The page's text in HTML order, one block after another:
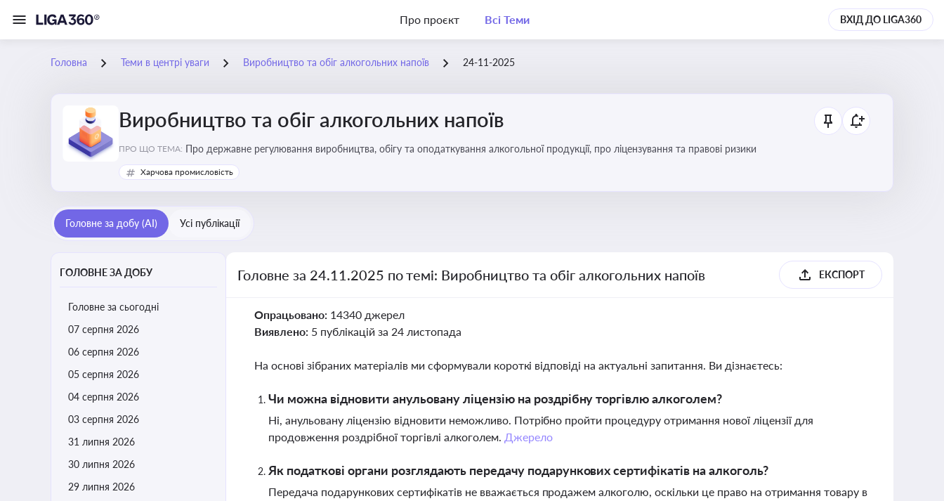
Про проєкт Всі Теми ВХІД ДО LIGA360
Головна Теми в центрі уваги Виробництво та обіг алкогольних напоїв 24-11-2025
Виробництво та обіг алкогольних напоїв
ПРО ЩО ТЕМА: Про державне регулювання виробництва, обігу та оподаткування алкогольної продукції, про ліцензування та правові ризики
Харчова промисловість
Головне за добу (AI) Усі публікації
ГОЛОВНЕ ЗА ДОБУ
Головне за сьогодні
07 серпня 2026
06 серпня 2026
05 серпня 2026
04 серпня 2026
03 серпня 2026
31 липня 2026
30 липня 2026
29 липня 2026
Головне за 24.11.2025 по темі: Виробництво та обіг алкогольних напоїв ЕКСПОРТ
Опрацьовано: 14340 джерел
Виявлено: 5 публікацій за 24 листопада
На основі зібраних матеріалів ми сформували короткі відповіді на актуальні запитання. Ви дізнаєтесь:
Чи можна відновити анульовану ліцензію на роздрібну торгівлю алкоголем?
Ні, анульовану ліцензію відновити неможливо. Потрібно пройти процедуру отримання нової ліцензії для
продовження роздрібної торгівлі алкоголем. Джерело
Як податкові органи розглядають передачу подарункових сертифікатів на алкоголь?
Передача подарункових сертифікатів не вважається продажем алкоголю, оскільки це право на отримання товару в